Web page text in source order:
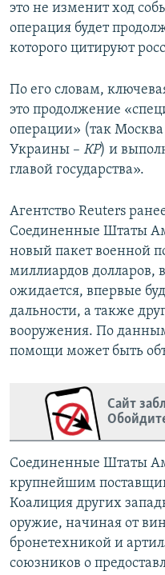
это не изменит ход
операция будет
которого цитируют
По его словам,
это продолжение
операции» (так
Украины – КР) и
главой государства».
Агентство Reuters
Соединенные Штаты
новый пакет военной
миллиардов долларов,
ожидается, впервые
дальности, а также
вооружения. По
помощи может быть
Сайт
Соединенные Штаты
крупнейшим
Коалиция других
оружие, начиная от
бронетехникой и
союзников о